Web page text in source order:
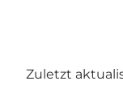
Zuletzt